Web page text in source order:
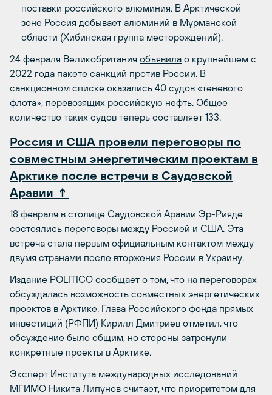
поставки российского алюминия. В Арктической
зоне Россиядобывает алюминий в Мурманской
области (Хибинская группа месторождений).
24 февраля Великобритания объявила о крупнейшем с
2022 года пакете санкций против России. В
санкционном списке оказались 40 судов «теневого
флота», перевозящих российскую нефть. Общее
количество таких судов теперь составляет 133.
Россия и США провели переговоры по
совместным энергетическим проектам в
Арктике после встречи в Саудовской
Аравии ↑
18 февраля в столице Саудовской Аравии Эр-Рияде
состоялись переговоры между Россией и США. Эта
встреча стала первым официальным контактом между
двумя странами после вторжения России в Украину.
Издание POLITICO сообщает о том, что на переговорах
обсуждалась возможность совместных энергетических
проектов в Арктике. Глава Российского фонда прямых
инвестиций (РФПИ) Кирилл Дмитриев отметил, что
обсуждение было общим, но стороны затронули
конкретные проекты в Арктике.
Эксперт Института международных исследований
МГИМО Никита Липунов считает, что приоритетом для